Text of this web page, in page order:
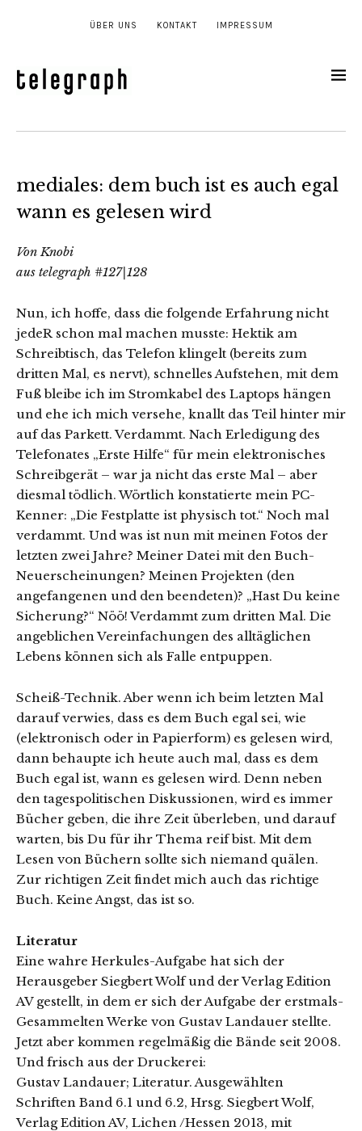
ÜBER UNS KONTAKT IMPRESSUM
mediales: dem buch ist es auch egal
wann es gelesen wird
Von Knobi
aus telegraph #127|128
Nun, ich hoffe, dass die folgende Erfahrung nicht
jedeR schon mal machen musste: Hektik am
Schreibtisch, das Telefon klingelt (bereits zum
dritten Mal, es nervt), schnelles Aufstehen, mit dem
Fuß bleibe ich im Stromkabel des Laptops hängen
und ehe ich mich versehe, knallt das Teil hinter mir
auf das Parkett. Verdammt. Nach Erledigung des
Telefonates „Erste Hilfe“ für mein elektronisches
Schreibgerät – war ja nicht das erste Mal – aber
diesmal tödlich. Wörtlich konstatierte mein PC-
Kenner: „Die Festplatte ist physisch tot.“ Noch mal
verdammt. Und was ist nun mit meinen Fotos der
letzten zwei Jahre? Meiner Datei mit den Buch-
Neuerscheinungen? Meinen Projekten (den
angefangenen und den beendeten)? „Hast Du keine
Sicherung?“ Nöö! Verdammt zum dritten Mal. Die
angeblichen Vereinfachungen des alltäglichen
Lebens können sich als Falle entpuppen.
Scheiß-Technik. Aber wenn ich beim letzten Mal
darauf verwies, dass es dem Buch egal sei, wie
(elektronisch oder in Papierform) es gelesen wird,
dann behaupte ich heute auch mal, dass es dem
Buch egal ist, wann es gelesen wird. Denn neben
den tagespolitischen Diskussionen, wird es immer
Bücher geben, die ihre Zeit überleben, und darauf
warten, bis Du für ihr Thema reif bist. Mit dem
Lesen von Büchern sollte sich niemand quälen.
Zur richtigen Zeit findet mich auch das richtige
Buch. Keine Angst, das ist so.
Literatur
Eine wahre Herkules-Aufgabe hat sich der
Herausgeber Siegbert Wolf und der Verlag Edition
AV gestellt, in dem er sich der Aufgabe der erstmals-
Gesammelten Werke von Gustav Landauer stellte.
Jetzt aber kommen regelmäßig die Bände seit 2008.
Und frisch aus der Druckerei:
Gustav Landauer; Literatur. Ausgewählten
Schriften Band 6.1 und 6.2, Hrsg. Siegbert Wolf,
Verlag Edition AV, Lichen /Hessen 2013, mit